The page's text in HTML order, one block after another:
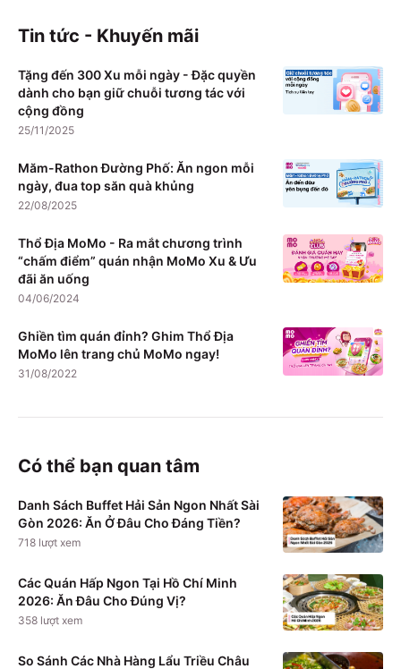
Tin tức - Khuyến mãi
Tặng đến 300 Xu mỗi ngày - Đặc quyền
dành cho bạn giữ chuỗi tương tác với
cộng đồng
25/11/2025
Măm-Rathon Đường Phố: Ăn ngon mỗi
ngày, đua top săn quà khủng
22/08/2025
Thổ Địa MoMo - Ra mắt chương trình
“chấm điểm” quán nhận MoMo Xu & Ưu
đãi ăn uống
04/06/2024
Ghiền tìm quán đỉnh? Ghim Thổ Địa
MoMo lên trang chủ MoMo ngay!
31/08/2022
Có thể bạn quan tâm
Danh Sách Buffet Hải Sản Ngon Nhất Sài
Gòn 2026: Ăn Ở Đâu Cho Đáng Tiền?
718 lượt xem
Các Quán Hấp Ngon Tại Hồ Chí Minh
2026: Ăn Đâu Cho Đúng Vị?
358 lượt xem
So Sánh Các Nhà Hàng Lẩu Triều Châu